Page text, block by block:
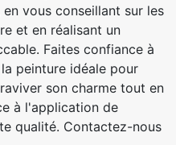
vous conseillant sur les
et en réalisant un
Faites confiance à
peinture idéale pour
son charme tout en
à l'application de
qualité. Contactez-nous